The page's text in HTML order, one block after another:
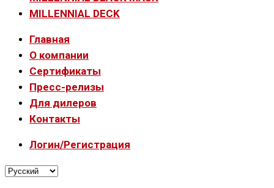
MILLENNIAL DECK
Главная
О компании
Сертификаты
Пресс-релизы
Для дилеров
Контакты
Логин/Регистрация